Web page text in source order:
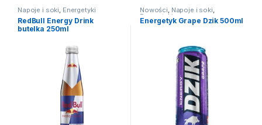
Napoje i soki, Energetyki
RedBull Energy Drink
butelka 250ml
Nowości, Napoje i soki,
Energetyki
Energetyk Grape Dzik 500ml